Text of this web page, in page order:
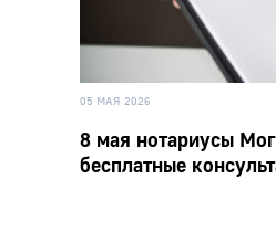
05 МАЯ 2026
8 мая нотариусы
бесплатные